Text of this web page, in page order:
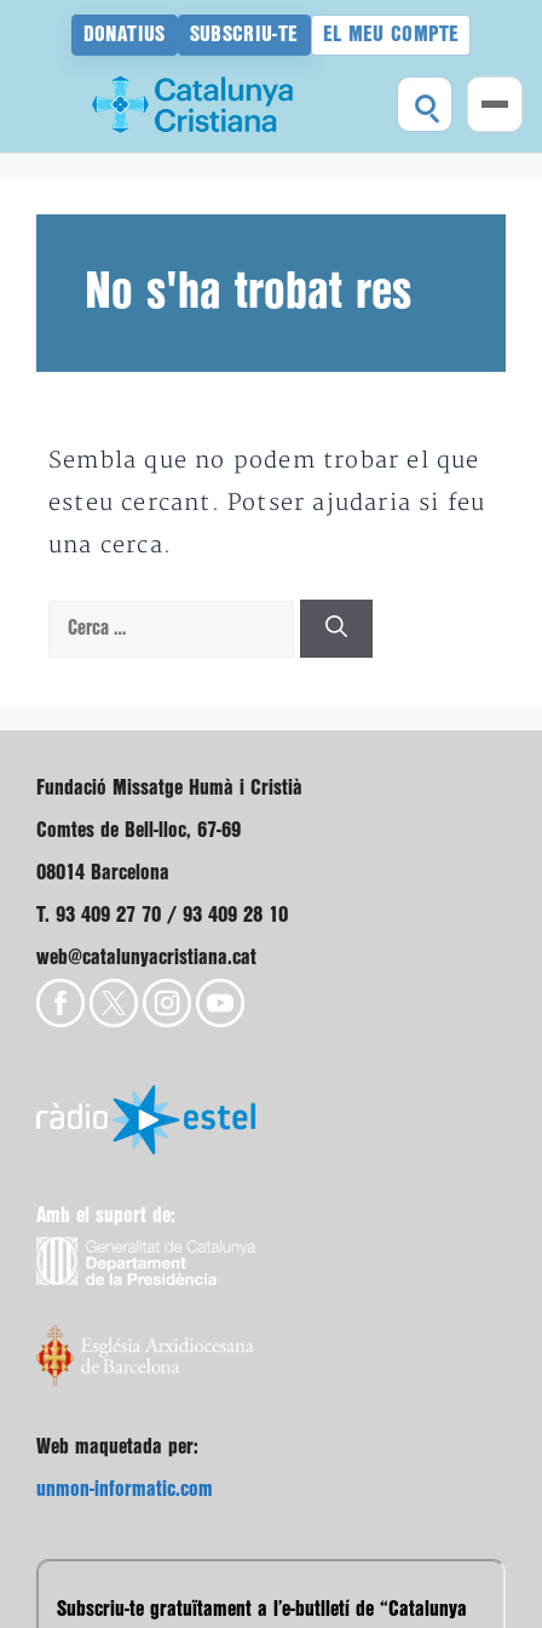
DONATIUS SUBSCRIU-TE EL MEU COMPTE
No s'ha trobat res
Sembla que no podem trobar el que
esteu cercant. Potser ajudaria si feu
una cerca.
Cerca:
Fundació Missatge Humà i Cristià
Comtes de Bell-lloc, 67-69
08014 Barcelona
T. 93 409 27 70 / 93 409 28 10
web@catalunyacristiana.cat
Amb el suport de:
Web maquetada per:
unmon-informatic.com
Subscriu-te gratuïtament a l’e-butlletí de “Catalunya